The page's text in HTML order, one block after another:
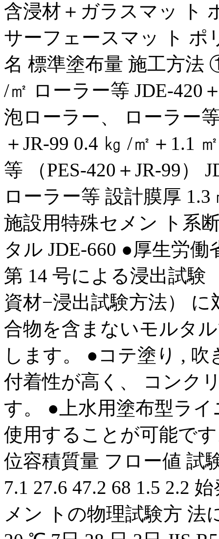
含浸材＋ガラスマッ ト
サーフェースマッ ト ポ
名 標準塗布量 施工方法
/㎡ ローラー等 JDE-420
泡ローラー、 ローラー
＋JR-99 0.4 ㎏ /㎡＋1.1
等 （PES-420＋JR-99）
ローラー等 設計膜厚
施設用特殊セメン ト系
タル JDE-660 ●厚生労
第 14 号による浸出試験
資材−浸出試験方法）
合物を含まないモルタ
します。 ●コテ塗り ,
付着性が高く、 コンク
す。 ●上水用塗布型ラ
使用することが可能で
位容積質量 フロー値 試
7.1 27.6 47.2 68 1.5 2.2
メン トの物理試験方 法